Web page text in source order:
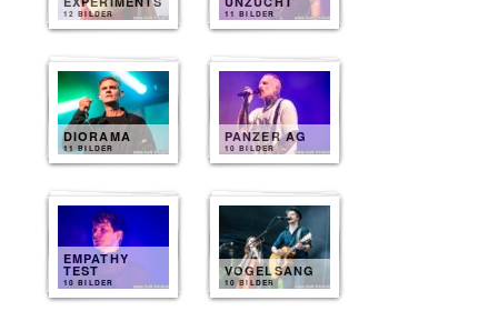
12 BILDER 11 BILDER
DIORAMA
11 BILDER
PANZER AG
10 BILDER
EMPATHY
TEST
10 BILDER
VOGELSANG
10 BILDER